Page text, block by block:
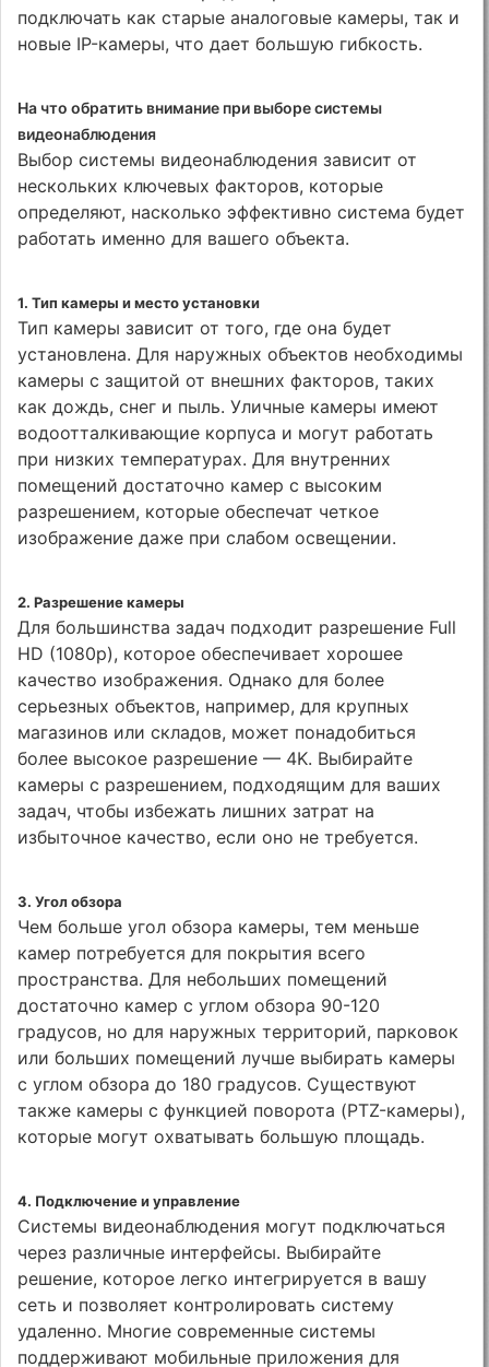
подключать как старые аналоговые камеры, так и
новые IP-камеры, что дает большую гибкость.
На что обратить внимание при выборе системы
видеонаблюдения
Выбор системы видеонаблюдения зависит от
нескольких ключевых факторов, которые
определяют, насколько эффективно система будет
работать именно для вашего объекта.
1.Тип камеры и место установки
Тип камеры зависит от того, где она будет
установлена. Для наружных объектов необходимы
камеры с защитой от внешних факторов, таких
как дождь, снег и пыль. Уличные камеры имеют
водоотталкивающие корпуса и могут работать
при низких температурах. Для внутренних
помещений достаточно камер с высоким
разрешением, которые обеспечат четкое
изображение даже при слабом освещении.
2.Разрешение камеры
Для большинства задач подходит разрешение Full
HD (1080p), которое обеспечивает хорошее
качество изображения. Однако для более
серьезных объектов, например, для крупных
магазинов или складов, может понадобиться
более высокое разрешение — 4K. Выбирайте
камеры с разрешением, подходящим для ваших
задач, чтобы избежать лишних затрат на
избыточное качество, если оно не требуется.
3.Угол обзора
Чем больше угол обзора камеры, тем меньше
камер потребуется для покрытия всего
пространства. Для небольших помещений
достаточно камер с углом обзора 90-120
градусов, но для наружных территорий, парковок
или больших помещений лучше выбирать камеры
с углом обзора до 180 градусов. Существуют
также камеры с функцией поворота (PTZ-камеры),
которые могут охватывать большую площадь.
4. Подключение и управление
Системы видеонаблюдения могут подключаться
через различные интерфейсы. Выбирайте
решение, которое легко интегрируется в вашу
сеть и позволяет контролировать систему
удаленно. Многие современные системы
поддерживают мобильные приложения для